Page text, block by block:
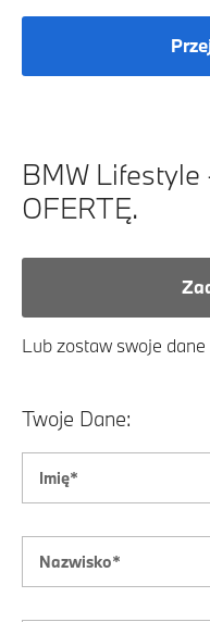
BMW Lifestyle
OFERTĘ.
Lub zostaw swoje
Twoje Dane: